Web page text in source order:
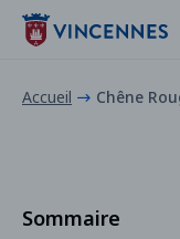
contenu
Accueil
Chêne
Sommaire
Panneau de gestion